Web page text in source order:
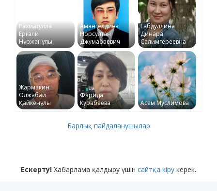
Рахматулла
Ерғали
Нұржанұлы
Амангелдиев
Норсултан
Джумабаевич
Габдуллина
Динара
Салимгереевна
Жармакин
Олжабай
Қайкенұлы
Фарида
Курабаева
Асем Муслимова
Барлық пайдаланушылар
Ескерту! Хабарлама қалдыру үшін сайтқа кіру керек.